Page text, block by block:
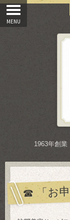
1963年創業
☎ 「お